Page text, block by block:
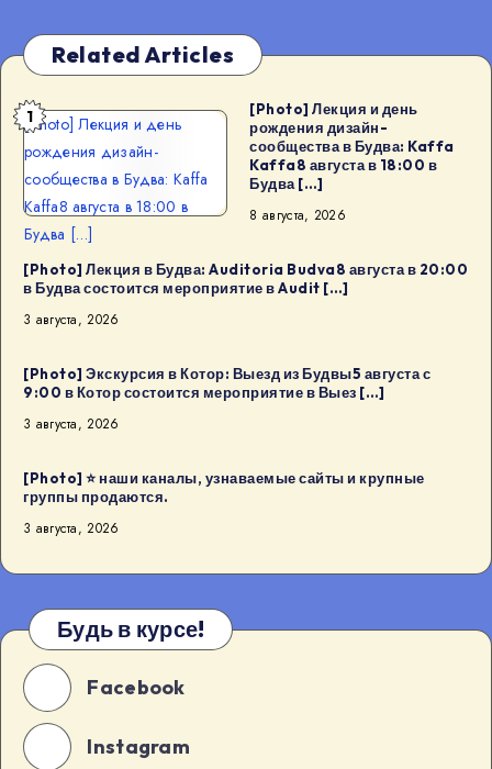
Related Articles
[Photo] Лекция и день
рождения дизайн-
сообщества в Будва: Kaffa
Kaffa8 августа в 18:00 в
Будва […]
1
[Photo] Лекция и день
рождения дизайн-
сообщества в Будва: Kaffa
Kaffa8 августа в 18:00 в
Будва […]
8 августа, 2026
[Photo] Лекция в Будва: Auditoria Budva8 августа в 20:00
в Будва состоится мероприятие в Audit […]
3 августа, 2026
[Photo] Экскурсия в Котор: Выезд из Будвы5 августа с
9:00 в Котор состоится мероприятие в Выез […]
3 августа, 2026
[Photo] ⭐️ наши каналы, узнаваемые сайты и крупные
группы продаются.
3 августа, 2026
Будь в курсе!
Facebook
Instagram